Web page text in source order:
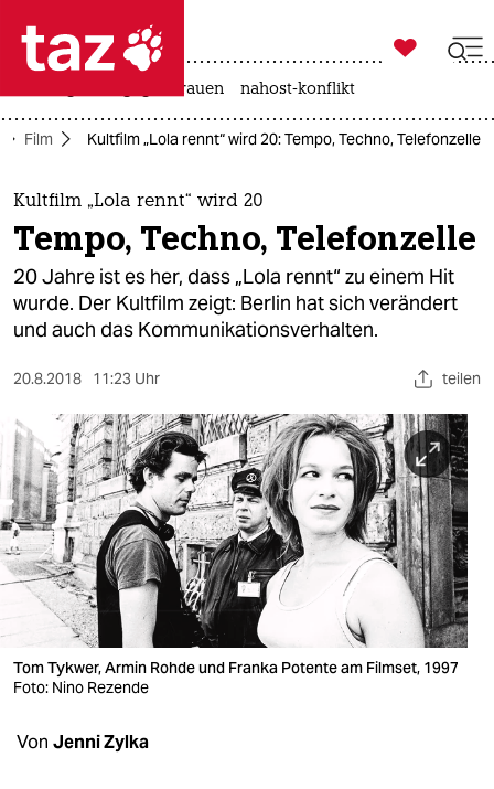
 taz zahl ich
taz zahl ich
themen
politik
öko
sport
berlin
nord
wahrheit
verlag
verlag
veranstaltungen

taz zahl ich
gewalt gegen frauen nahost-konflikt
Film Kultfilm „Lola rennt“ wird 20: Tempo, Techno, Telefonzelle
Kultfilm „Lola rennt“ wird 20
Tempo, Techno, Telefonzelle
20 Jahre ist es her, dass „Lola rennt“ zu einem Hit
wurde. Der Kultfilm zeigt: Berlin hat sich verändert
und auch das Kommunikationsverhalten.
20.8.2018 11:23 Uhr teilen
Tom Tykwer, Armin Rohde und Franka Potente am Filmset, 1997
Foto: Nino Rezende
Von Jenni Zylka